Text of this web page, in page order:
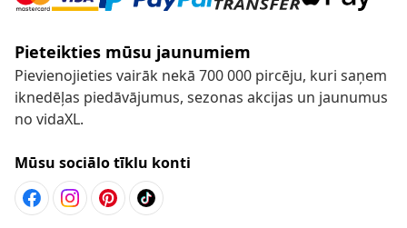
Pieteikties mūsu jaunumiem
Pievienojieties vairāk nekā 700 000 pircēju, kuri saņem
iknedēļas piedāvājumus, sezonas akcijas un jaunumus
no vidaXL.
Mūsu sociālo tīklu konti